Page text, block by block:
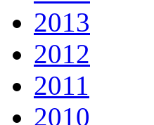
2013
2012
2011
2010